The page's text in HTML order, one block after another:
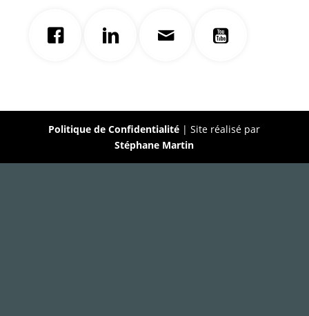
Politique de Confidentialité | Site réalisé par
Stéphane Martin